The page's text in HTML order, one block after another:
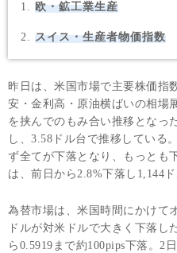
欧・鉱工業生産
スイス・生産者物価指数
昨日は、米国市場で主要株価指
安・金利高・原油横ばいの相場
を挟んでのもみ合い推移となっ
し、3.58ドル台で推移している
ず全てが下落となり、もっとも
は、前日から2.8%下落し1,144
為替市場は、米国時間にかけて
ドルが対米ドルで大きく下落し
ら0.5919まで約100pips下落。2